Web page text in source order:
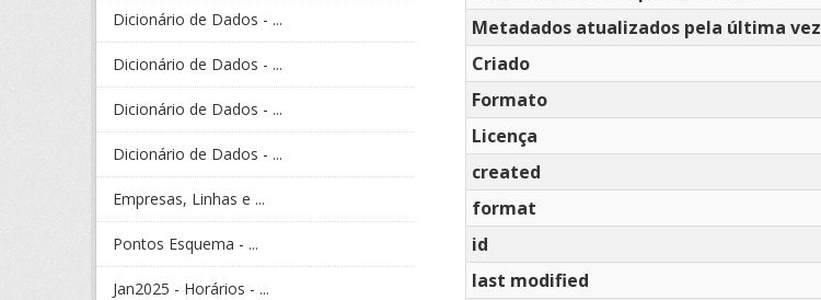
Dicionário de Dados - ...
Dicionário de Dados - ...
Dicionário de Dados - ...
Dicionário de Dados - ...
Empresas, Linhas e ...
Pontos Esquema - ...
Jan2025 - Horários - ...
Metadados atualizados pela última vez
Criado
Formato
Licença
created
format
id
last modified